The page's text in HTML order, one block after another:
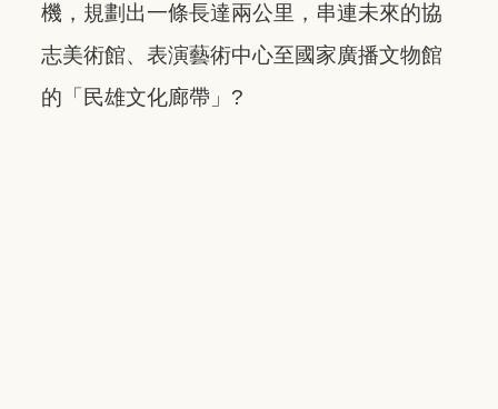
機，規劃出一條長達兩公里，串連未來的協
志美術館、表演藝術中心至國家廣播文物館
的「民雄文化廊帶」?